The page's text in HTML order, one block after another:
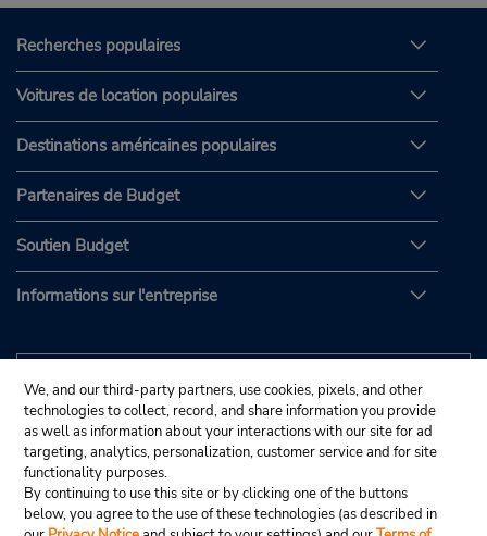
Recherches populaires
Voitures de location populaires
Destinations américaines populaires
Partenaires de Budget
Soutien Budget
Informations sur l'entreprise
We, and our third-party partners, use cookies, pixels, and other
technologies to collect, record, and share information you provide
as well as information about your interactions with our site for ad
targeting, analytics, personalization, customer service and for site
functionality purposes.
By continuing to use this site or by clicking one of the buttons
below, you agree to the use of these technologies (as described in